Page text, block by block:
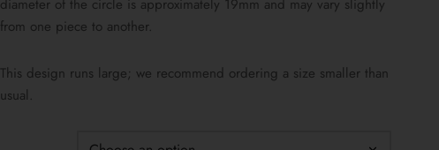
diameter of the circle is approximately 19mm and may vary slightly
from one piece to another.
This design runs large; we recommend ordering a size smaller than
usual.